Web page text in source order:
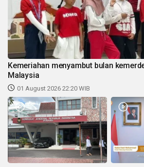
Kemeriahan menyambut bulan
Malaysia
01 August 2026 22:20 WIB